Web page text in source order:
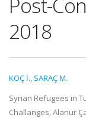
2018
KOÇ İ., SARAÇ M.
Syrian Refugees in
Challanges, Alanur